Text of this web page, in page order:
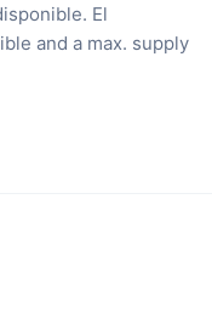
El
and a max. supply